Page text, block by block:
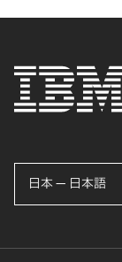
日本 — 日本語